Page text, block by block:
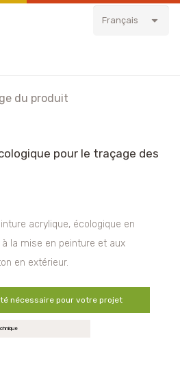
Français
pour le traçage des
acrylique, écologique en
la mise en peinture et aux
en extérieur.
nécessaire pour votre projet